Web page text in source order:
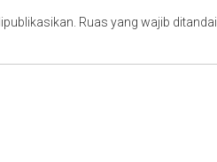
Ruas yang wajib ditandai